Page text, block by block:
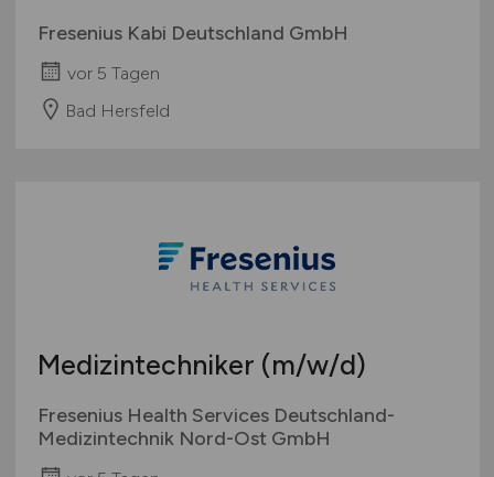
Fresenius Kabi Deutschland GmbH
vor 5 Tagen
Bad Hersfeld
Medizintechniker (m/w/d)
Fresenius Health Services Deutschland-
Medizintechnik Nord-Ost GmbH